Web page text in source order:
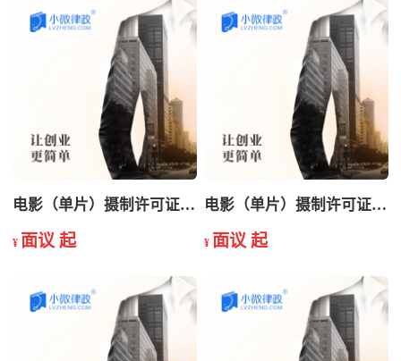
电影（单片）摄制许可证申请
¥ 面议 起
电影（单片）摄制许可证延续
¥ 面议 起